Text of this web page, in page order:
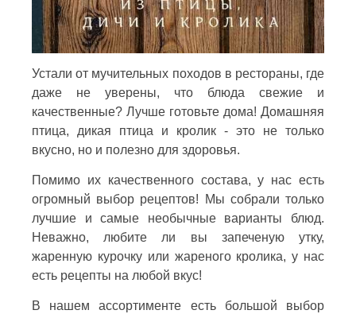
Устали от мучительных походов в рестораны, где
даже не уверены, что блюда свежие и
качественные? Лучше готовьте дома! Домашняя
птица, дикая птица и кролик - это не только
вкусно, но и полезно для здоровья.
Помимо их качественного состава, у нас есть
огромный выбор рецептов! Мы собрали только
лучшие и самые необычные варианты блюд.
Неважно, любите ли вы запеченую утку,
жаренную курочку или жареного кролика, у нас
есть рецепты на любой вкус!
В нашем ассортименте есть большой выбор